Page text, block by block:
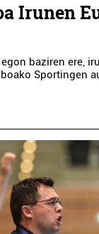
Irunen
baziren ere,
Sportingen